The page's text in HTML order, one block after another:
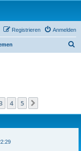
Anmelden
Registrieren
4 5